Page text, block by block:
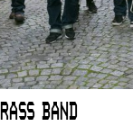
BAND